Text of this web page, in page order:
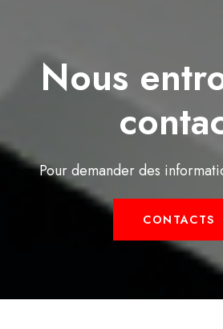
Nous
Pour demander des
CONTACTS